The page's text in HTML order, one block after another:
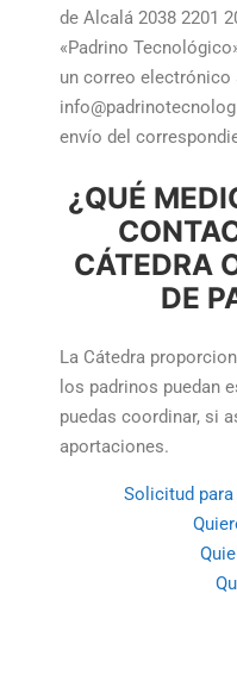
de Alcalá 2038 2201
«Padrino
un correo electrónico
envío del
¿QUÉ
CÁTEDRA
DE
La Cátedra
los padrinos puedan
puedas coordinar, si
aportaciones.
Solicitud